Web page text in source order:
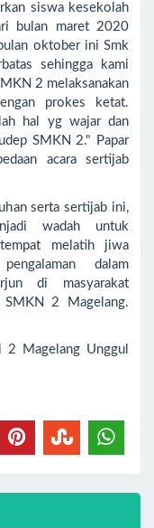
siswa kesekolah
bulan maret 2020
oktober ini Smk
sehingga kami
2 melaksanakan
prokes ketat.
hal yg wajar dan
SMKN 2." Papar
acara sertijab
serta sertijab ini,
wadah untuk
tempat melatih jiwa
dalam
di masyarakat
2 Magelang.
Magelang Unggul